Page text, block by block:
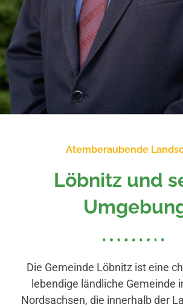
Atemberaubende
Löbnitz und
Die Gemeinde Löbnitz ist eine
lebendige ländliche Gemeinde
Nordsachsen, die innerhalb der